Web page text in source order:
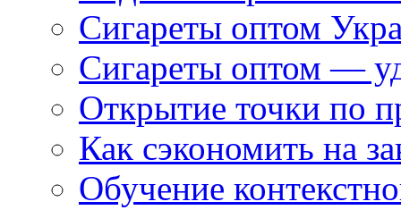
Сигареты оптом
Сигареты оптом —
Открытие точки по
Как сэкономить на
Обучение